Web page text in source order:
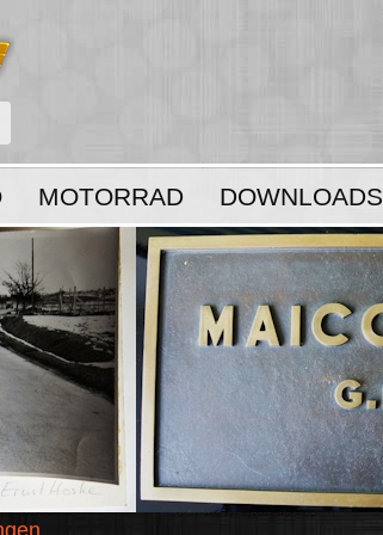
MOTORRAD DOWNLOADS
Anmeldenor
Registrieren
Registrieren